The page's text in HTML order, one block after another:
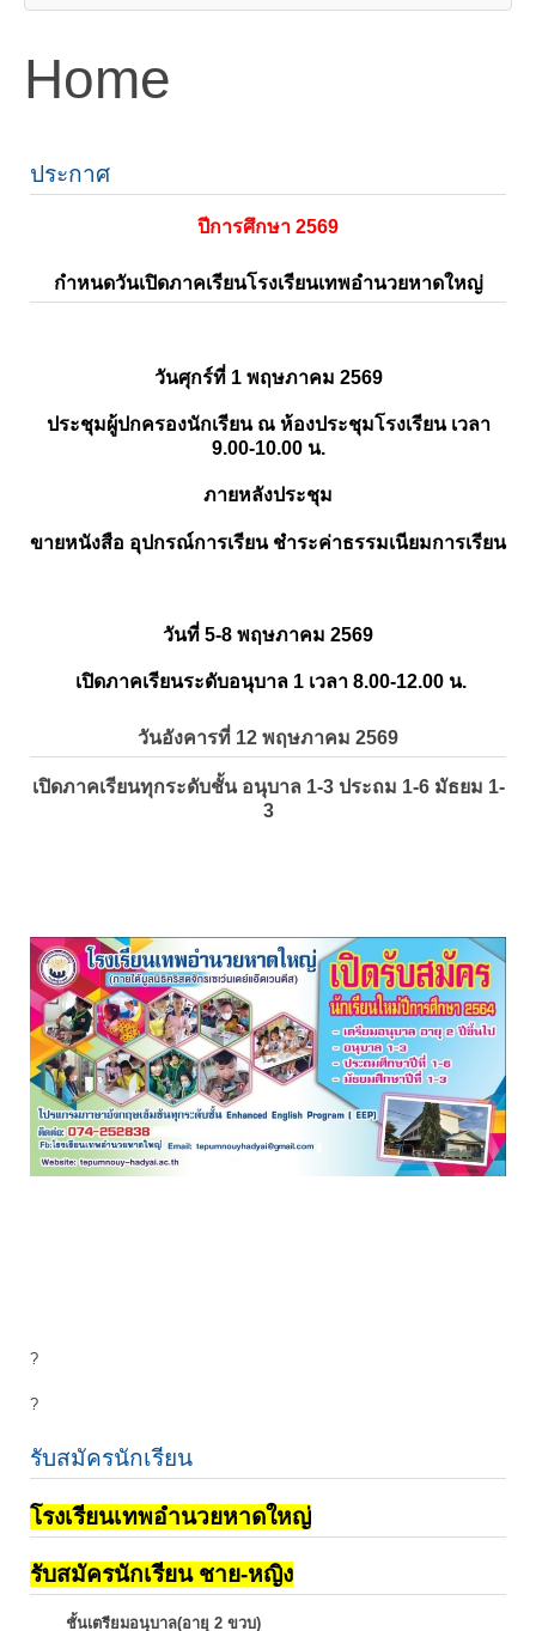
Home
ประกาศ
ปีการศึกษา 2569
กำหนดวันเปิดภาคเรียนโรงเรียนเทพอำนวยหาดใหญ่
วันศุกร์ที่ 1 พฤษภาคม 2569
ประชุมผู้ปกครองนักเรียน ณ ห้องประชุมโรงเรียน เวลา
9.00-10.00 น.
ภายหลังประชุม
ขายหนังสือ อุปกรณ์การเรียน ชำระค่าธรรมเนียมการเรียน
วันที่ 5-8 พฤษภาคม 2569
เปิดภาคเรียนระดับอนุบาล 1 เวลา 8.00-12.00 น.
วันอังคารที่ 12 พฤษภาคม 2569
เปิดภาคเรียนทุกระดับชั้น อนุบาล 1-3 ประถม 1-6 มัธยม 1-
3
?
?
รับสมัครนักเรียน
โรงเรียนเทพอำนวยหาดใหญ่
รับสมัครนักเรียน ชาย-หญิง
ชั้นเตรียมอนุบาล(อายุ 2 ขวบ)